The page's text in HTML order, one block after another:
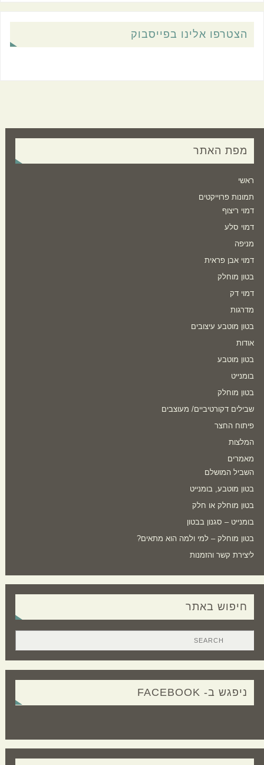
הצטרפו אלינו בפייסבוק
מפת האתר
ראשי
תמונות פרוייקטים
דמוי ריצוף
דמוי סלע
מניפה
דמוי אבן פראית
בטון מוחלק
דמוי דק
מדרגות
בטון מוטבע עיצובים
אודות
בטון מוטבע
בומנייט
בטון מוחלק
שבילים דקורטיביים/ מעוצבים
פיתוח החצר
המלצות
מאמרים
השביל המושלם
בטון מוטבע, בומנייט
בטון מוחלק או חלק
בומנייט – סגנון בבטון
בטון מוחלק – למי ולמה הוא מתאים?
ליצירת קשר והזמנות
חיפוש באתר
ניפגש ב- FACEBOOK